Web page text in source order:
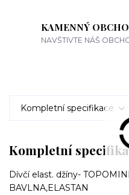
KAMENNÝ
NAVŠTIVTE NÁŠ
Kompletní specifikace
Kompletní
Dívčí elast. džíny-
BAVLNA,ELASTAN